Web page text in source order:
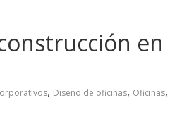
en
, Diseño de oficinas, Oficinas,